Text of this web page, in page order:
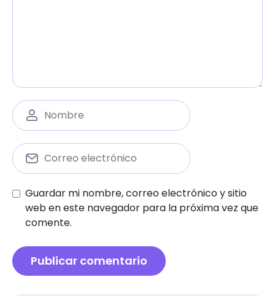
Guardar mi nombre, correo electrónico y sitio
web en este navegador para la próxima vez que
comente.